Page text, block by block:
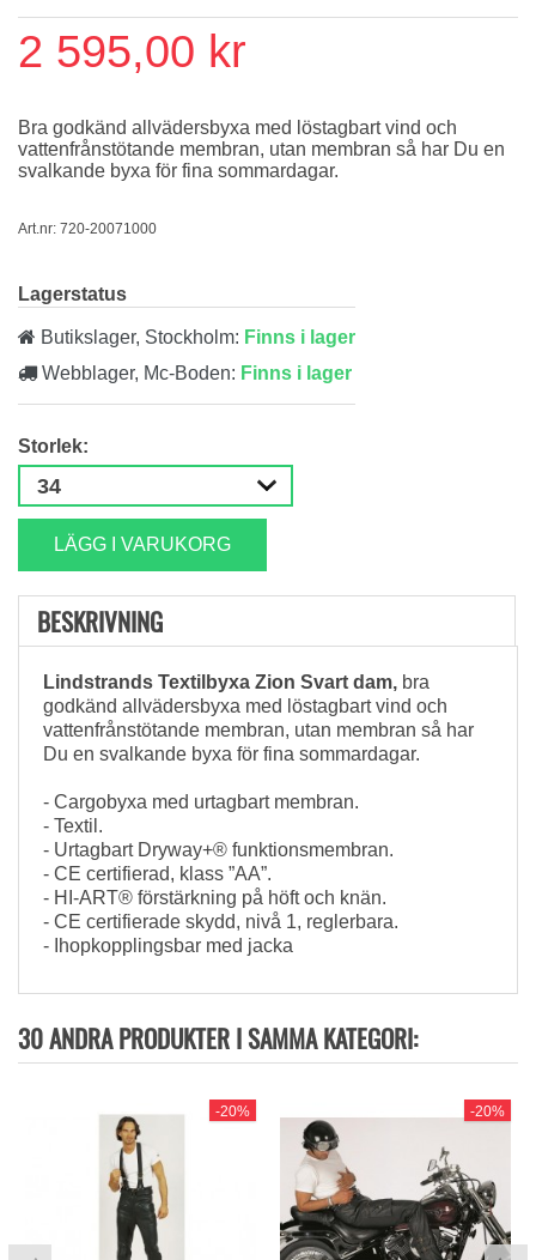
2 595,00 kr
Bra godkänd allvädersbyxa med löstagbart vind och
vattenfrånstötande membran, utan membran så har Du en
svalkande byxa för fina sommardagar.
Art.nr: 720-20071000
Lagerstatus
Butikslager, Stockholm: Finns i lager
Webblager, Mc-Boden: Finns i lager
Storlek:
LÄGG I VARUKORG
BESKRIVNING
Lindstrands Textilbyxa Zion Svart dam, bra
godkänd allvädersbyxa med löstagbart vind och
vattenfrånstötande membran, utan membran så har
Du en svalkande byxa för fina sommardagar.
- Cargobyxa med urtagbart membran.
- Textil.
- Urtagbart Dryway+® funktionsmembran.
- CE certifierad, klass ”AA”.
- HI-ART® förstärkning på höft och knän.
- CE certifierade skydd, nivå 1, reglerbara.
- Ihopkopplingsbar med jacka
30 ANDRA PRODUKTER I SAMMA KATEGORI:
-20% -20%